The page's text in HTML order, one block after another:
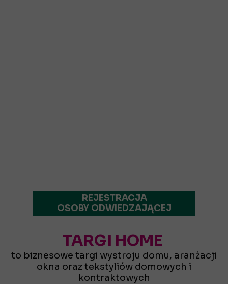
REJESTRACJA
OSOBY ODWIEDZAJĄCEJ
TARGI HOME
to biznesowe targi wystroju domu, aranżacji
okna oraz tekstyliów domowych i
kontraktowych